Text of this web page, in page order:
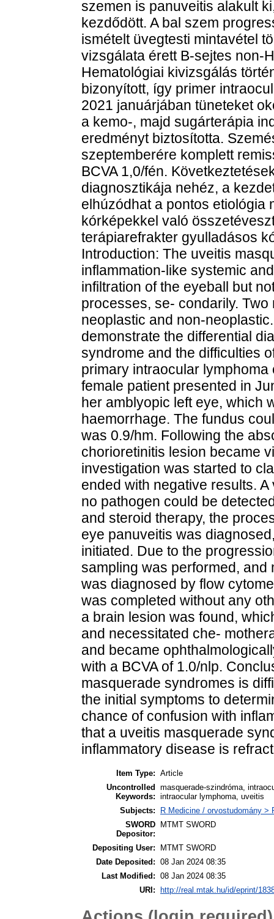
szemen is panuveitis alakult
kezdődött. A bal szem
ismételt üvegtesti mintavétel
vizsgálata érett B-sejtes non-
Hematológiai kivizsgálás
bizonyított, így primer
2021 januárjában tüneteket
a kemo-, majd sugárterápia
eredményt biztosította.
szeptemberére komplett
BCVA 1,0/fén.
diagnosztikája nehéz, a
elhúzódhat a pontos etiológia
kórképekkel való
terápiarefrakter gyulladásos
Introduction: The uveitis
inflammation-like systemic
infiltration of the eyeball but
processes, se- condarily.
neoplastic and non-
demonstrate the differential
syndrome and the difficulties
primary intraocular
female patient presented in
her amblyopic left eye, which
haemorrhage. The fundus
was 0.9/hm. Following the
chorioretinitis lesion became
investigation was started to
ended with negative results.
no pathogen could be
and steroid therapy, the
eye panuveitis was
initiated. Due to the
sampling was performed,
was diagnosed by flow
was completed without any
a brain lesion was found,
and necessitated che-
and became
with a BCVA of 1.0/nlp.
masquerade syndromes is
the initial symptoms to
chance of confusion with
that a uveitis masquerade
inflammatory disease is
Item Type: Article
Uncontrolled
Keywords:
masquerade-szindróma,
intraocular lymphoma, uveitis
Subjects:
R Medicine / orvostudomány
SWORD
Depositor:
MTMT SWORD
Depositing User:
MTMT SWORD
Date Deposited: 08 Jan 2024 08:35
Last Modified: 08 Jan 2024 08:35
URI:
http://real.mtak.hu/id/eprint/